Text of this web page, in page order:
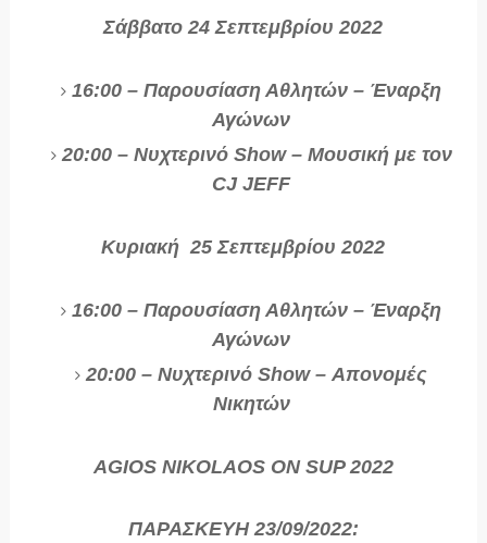
Σάββατο 24 Σεπτεμβρίου 2022
16:00 – Παρουσίαση Αθλητών – Έναρξη
Αγώνων
20:00 – Νυχτερινό Show – Μουσική με τον
CJ JEFF
Κυριακή 25 Σεπτεμβρίου 2022
16:00 – Παρουσίαση Αθλητών – Έναρξη
Αγώνων
20:00 – Νυχτερινό Show – Απονομές
Νικητών
AGIOS NIKOLAOS ON SUP 2022
ΠΑΡΑΣΚΕΥΗ 23/09/2022: